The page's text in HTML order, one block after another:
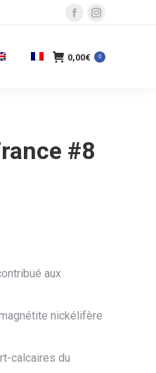
La
Facebook
fenêtre
La
Instagram
0,00€ 0
#8
aux
nickélifère
calcaires du